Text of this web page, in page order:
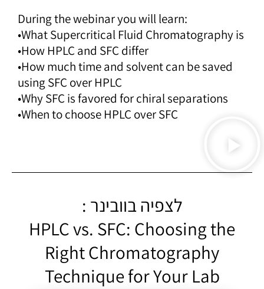
During the webinar you will learn:
•What Supercritical Fluid Chromatography is
•How HPLC and SFC differ
•How much time and solvent can be saved
using SFC over HPLC
•Why SFC is favored for chiral separations
•When to choose HPLC over SFC
לצפיה בוובינר :
HPLC vs. SFC: Choosing the
Right Chromatography
Technique for Your Lab